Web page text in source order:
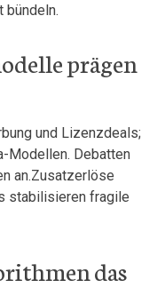
bündeln.
prägen
und Lizenzdeals;
Modellen. Debatten
an.Zusatzerlöse
stabilisieren⁣ fragile
das